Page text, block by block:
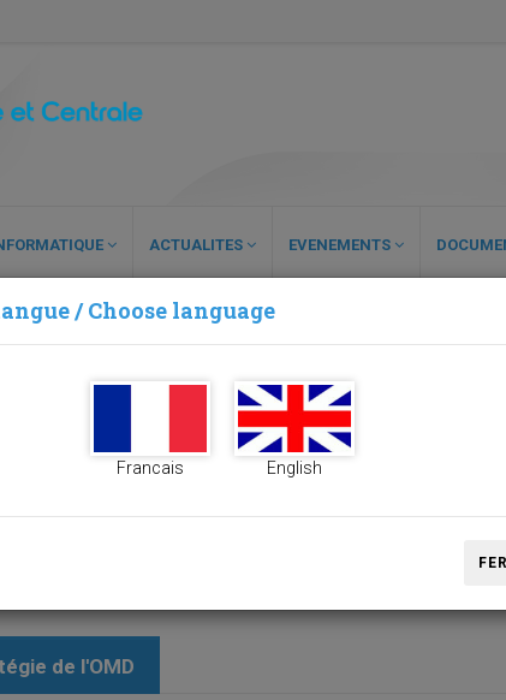
ACTUALITES EVENEMENTS
POUR L’AFRIQUE OCCIDENTALE ET CENTRALE
de l'OMD
/ Choose language
Francais English